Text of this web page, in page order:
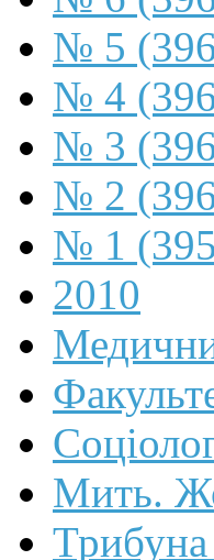
№ 5
№ 4
№ 3
№ 2
№ 1
2010
Мить.